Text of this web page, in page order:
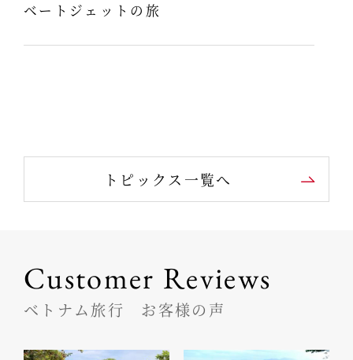
ベートジェットの旅
トピックス一覧へ
Customer Reviews
ベトナム旅行 お客様の声